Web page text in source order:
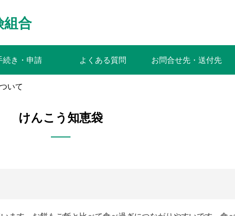
合
続き・申請 よくある質問 お問合せ先・送付先
いて
けんこう知恵袋